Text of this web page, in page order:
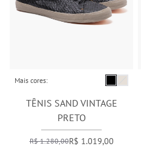
Mais cores:
TÊNIS SAND VINTAGE
PRETO
R$ 1.280,00R$ 1.019,00